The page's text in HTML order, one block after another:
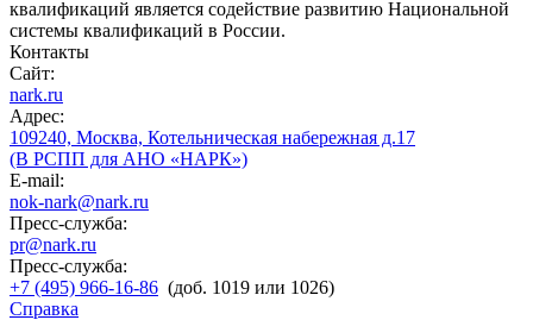
квалификаций является содействие развитию Национальной
системы квалификаций в России.
Контакты
Сайт:
nark.ru
Адрес:
109240, Москва, Котельническая набережная д.17
(В РСПП для АНО «НАРК»)
E-mail:
nok-nark@nark.ru
Пресс-служба:
pr@nark.ru
Пресс-служба:
+7 (495) 966-16-86 (доб. 1019 или 1026)
Справка